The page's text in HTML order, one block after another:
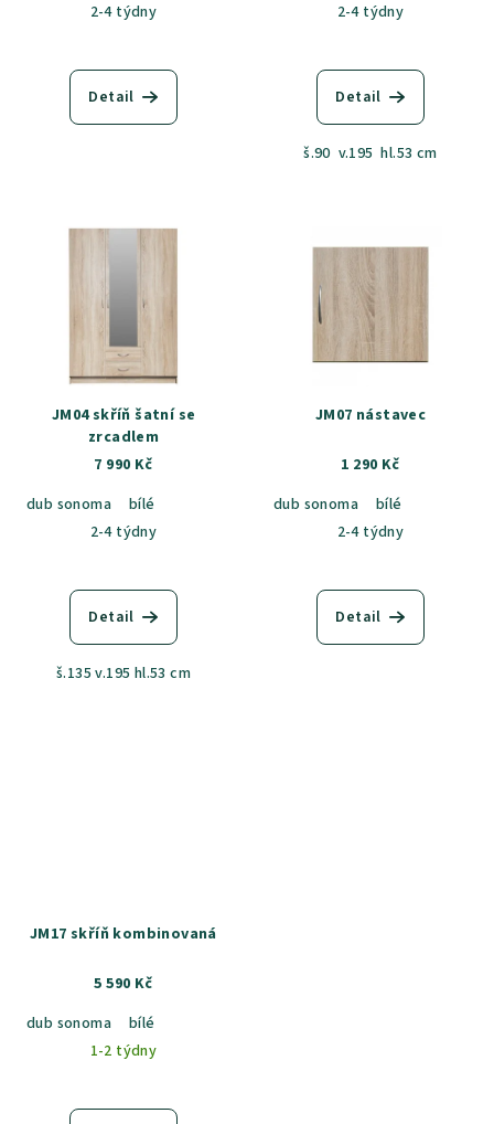
2-4 týdny
Detail
2-4 týdny
Detail
š.90 v.195 hl.53 cm
JM04 skříň šatní se
zrcadlem
7 990 Kč
dub sonoma
bílé
2-4 týdny
Detail
š.135 v.195 hl.53 cm
JM07 nástavec
1 290 Kč
dub sonoma
bílé
2-4 týdny
Detail
JM17 skříň kombinovaná
5 590 Kč
dub sonoma
bílé
1-2 týdny